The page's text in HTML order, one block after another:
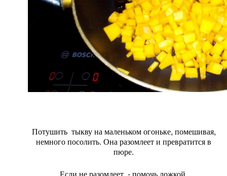
Потушить тыкву на маленьком огоньке, помешивая,
немного посолить. Она разомлеет и превратится в
пюре.